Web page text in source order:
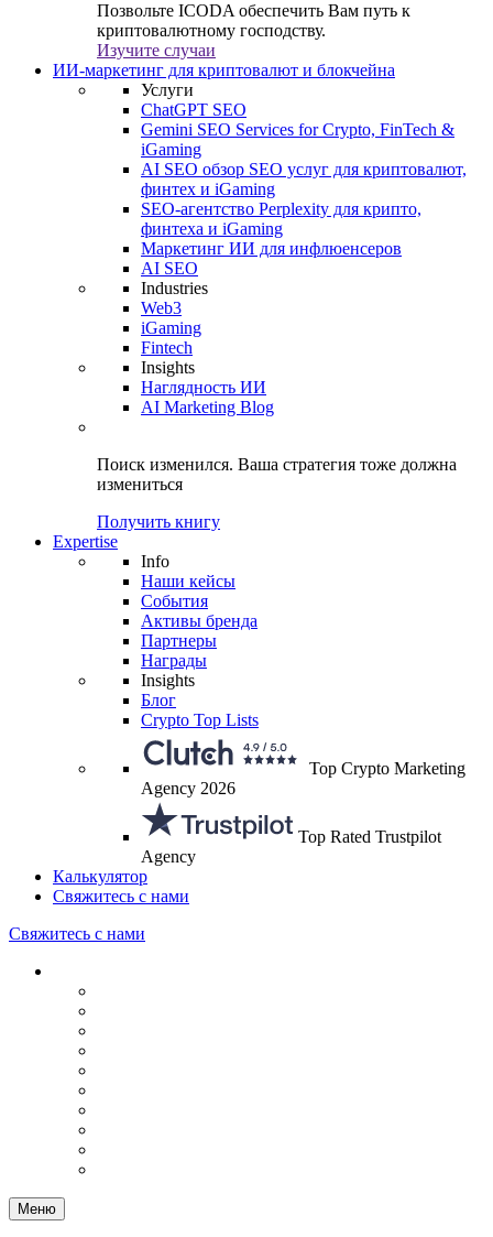
Позвольте ICODA обеспечить Вам путь к
криптовалютному господству.
Изучите случаи
ИИ-маркетинг для криптовалют и блокчейна
Услуги
ChatGPT SEO
Gemini SEO Services for Crypto, FinTech &
iGaming
AI SEO обзор SEO услуг для криптовалют,
финтех и iGaming
SEO-агентство Perplexity для крипто,
финтеха и iGaming
Маркетинг ИИ для инфлюенсеров
AI SEO
Industries
Web3
iGaming
Fintech
Insights
Наглядность ИИ
AI Marketing Blog
Поиск изменился. Ваша стратегия тоже должна
измениться
Получить книгу
Expertise
Info
Наши кейсы
События
Активы бренда
Партнеры
Награды
Insights
Блог
Crypto Top Lists
Top Crypto Marketing
Agency 2026
Top Rated Trustpilot
Agency
Калькулятор
Свяжитесь с нами
Свяжитесь с нами
Меню